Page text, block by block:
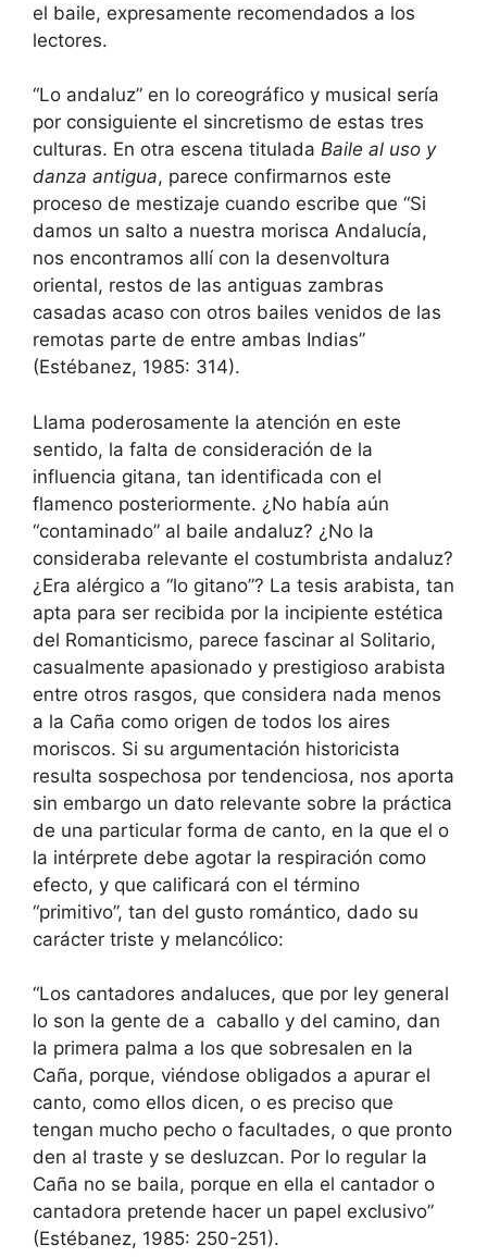
el baile, expresamente recomendados a los
lectores.
“Lo andaluz” en lo coreográfico y musical sería
por consiguiente el sincretismo de estas tres
culturas. En otra escena titulada Baile al uso y
danza antigua, parece confirmarnos este
proceso de mestizaje cuando escribe que “Si
damos un salto a nuestra morisca Andalucía,
nos encontramos allí con la desenvoltura
oriental, restos de las antiguas zambras
casadas acaso con otros bailes venidos de las
remotas parte de entre ambas Indias”
(Estébanez, 1985: 314).
Llama poderosamente la atención en este
sentido, la falta de consideración de la
influencia gitana, tan identificada con el
flamenco posteriormente. ¿No había aún
“contaminado” al baile andaluz? ¿No la
consideraba relevante el costumbrista andaluz?
¿Era alérgico a “lo gitano”? La tesis arabista, tan
apta para ser recibida por la incipiente estética
del Romanticismo, parece fascinar al Solitario,
casualmente apasionado y prestigioso arabista
entre otros rasgos, que considera nada menos
a la Caña como origen de todos los aires
moriscos. Si su argumentación historicista
resulta sospechosa por tendenciosa, nos aporta
sin embargo un dato relevante sobre la práctica
de una particular forma de canto, en la que el o
la intérprete debe agotar la respiración como
efecto, y que calificará con el término
“primitivo”, tan del gusto romántico, dado su
carácter triste y melancólico:
“Los cantadores andaluces, que por ley general
lo son la gente de a caballo y del camino, dan
la primera palma a los que sobresalen en la
Caña, porque, viéndose obligados a apurar el
canto, como ellos dicen, o es preciso que
tengan mucho pecho o facultades, o que pronto
den al traste y se desluzcan. Por lo regular la
Caña no se baila, porque en ella el cantador o
cantadora pretende hacer un papel exclusivo”
(Estébanez, 1985: 250-251).